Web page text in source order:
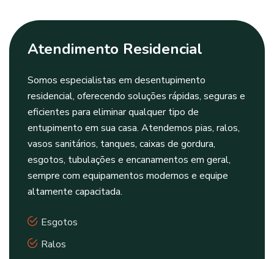
Atendimento Residencial
Somos especialistas em desentupimento
residencial, oferecendo soluções rápidas, seguras e
eficientes para eliminar qualquer tipo de
entupimento em sua casa. Atendemos pias, ralos,
vasos sanitários, tanques, caixas de gordura,
esgotos, tubulações e encanamentos em geral,
sempre com equipamentos modernos e equipe
altamente capacitada.
Esgotos
Ralos